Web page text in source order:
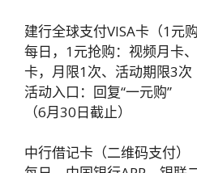
建行全球支付VISA卡（1元购
每日，1元抢购：视频月卡
卡，月限1次、活动期限3次
活动入口：回复“一元购”
（6月30日截止）
中行借记卡（二维码支付）